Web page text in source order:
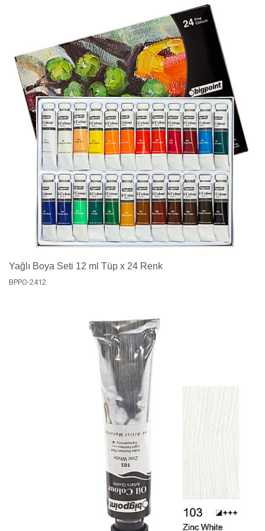
Yağlı Boya Seti 12 ml Tüp x 24 Renk
BPPO-2412